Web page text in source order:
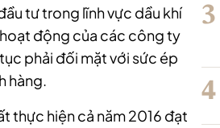
tư trong lĩnh vực dầu khí
động của các công ty
phải đối mặt với sức ép
hàng.
thực hiện cả năm 2016 đạt
3
4